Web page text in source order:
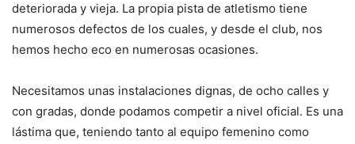
deteriorada y vieja. La propia pista de atletismo tiene
numerosos defectos de los cuales, y desde el club, nos
hemos hecho eco en numerosas ocasiones.
Necesitamos unas instalaciones dignas, de ocho calles y
con gradas, donde podamos competir a nivel oficial. Es una
lástima que, teniendo tanto al equipo femenino como